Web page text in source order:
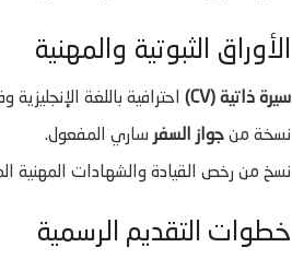
الأوراق الثبوتية والمهنية
سيرة ذاتية (CV) احترافية باللغة الإنجليزية
نسخة من جواز السفر ساري المفعول.
نسخ من رخص القيادة والشهادات المهنية
خطوات التقديم الرسمية